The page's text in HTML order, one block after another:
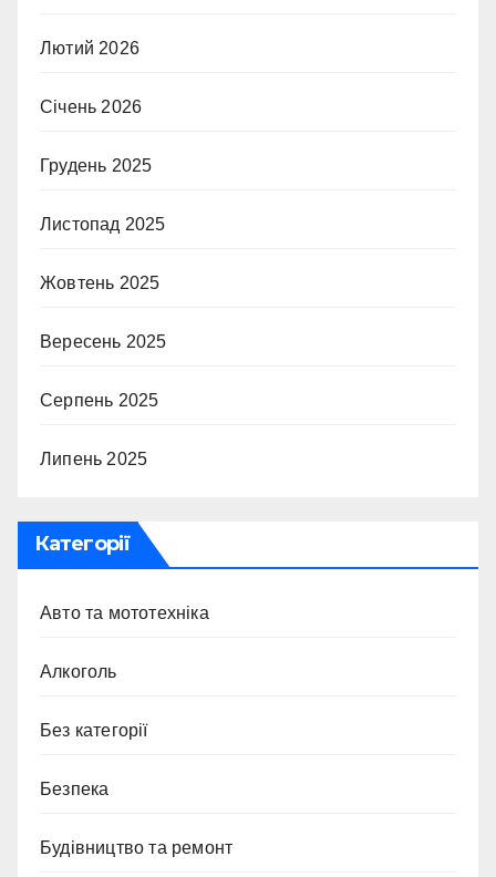
Лютий 2026
Січень 2026
Грудень 2025
Листопад 2025
Жовтень 2025
Вересень 2025
Серпень 2025
Липень 2025
Категорії
Авто та мототехніка
Алкоголь
Без категорії
Безпека
Будівництво та ремонт